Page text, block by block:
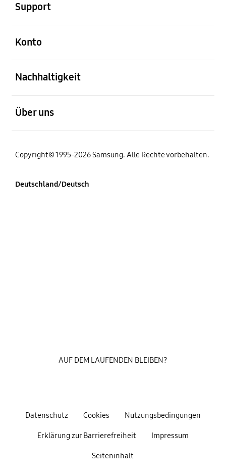
Support
Konto
Nachhaltigkeit
Über uns
Copyright© 1995-2026 Samsung. Alle Rechte vorbehalten.
Deutschland/Deutsch
Datenschutz Cookies Nutzungsbedingungen
Erklärung zur Barrierefreiheit Impressum
Seiteninhalt
AUF DEM LAUFENDEN BLEIBEN?